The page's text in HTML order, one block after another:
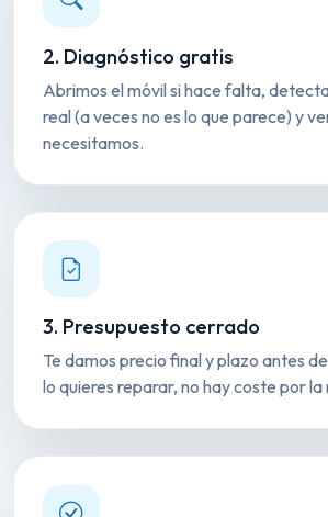
2. Diagnóstico gratis
Abrimos el móvil si hace falta,
real (a veces no es lo que parece) y
necesitamos.
3. Presupuesto cerrado
Te damos precio final y plazo antes
lo quieres reparar, no hay coste por la